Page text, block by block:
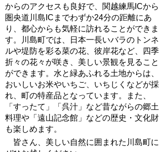
からのアクセスも良好で、関越練馬ICから
圏央道川島ICまでわずか24分の距離にあ
り、都心からも気軽に訪れることができま
す。川島町では、日本一長いバラのトンネ
ルや堤防を彩る菜の花、彼岸花など、四季
折々の花々が咲き、美しい景観を見ること
ができます。水と緑あふれる土地からは、
おいしいお米やいちご、いちじくなどが採
れ、町の特産品となっています。また、
「すったて」「呉汁」など昔ながらの郷土
料理や「遠山記念館」などの歴史・文化財
も楽しめます。
皆さん、美しい自然に囲まれた川島町に